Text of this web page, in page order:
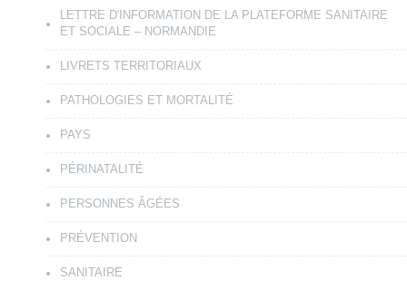
LETTRE D'INFORMATION DE LA PLATEFORME SANITAIRE
ET SOCIALE – NORMANDIE
LIVRETS TERRITORIAUX
PATHOLOGIES ET MORTALITÉ
PAYS
PÉRINATALITÉ
PERSONNES ÂGÉES
PRÉVENTION
SANITAIRE